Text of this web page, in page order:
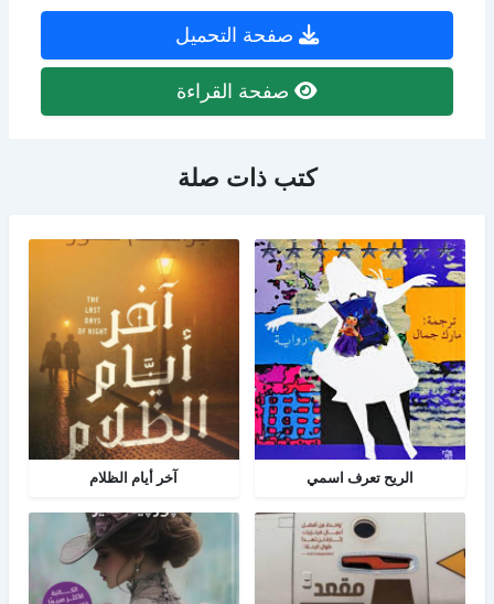
صفحة التحميل
صفحة القراءة
كتب ذات صلة
الريح تعرف اسمي آخر أيام الظلام